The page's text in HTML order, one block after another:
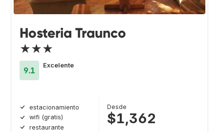
Hosteria Traunco
★★★
9.1
Excelente
estacionamiento
wifi (gratis)
restaurante
Desde
$1,362